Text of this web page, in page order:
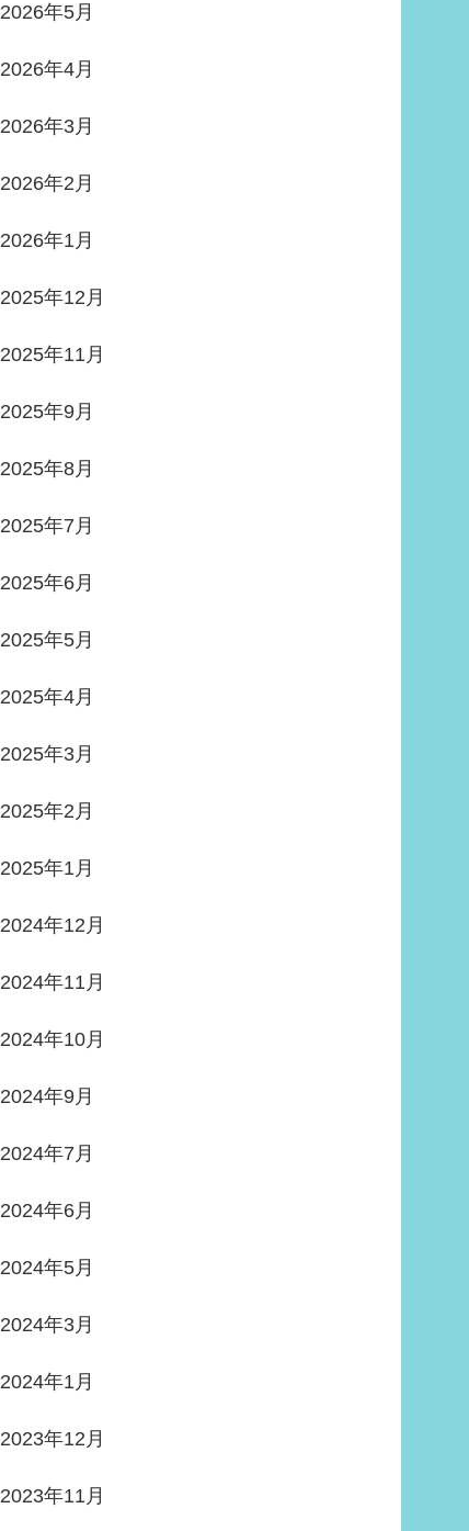
2026年5月
2026年4月
2026年3月
2026年2月
2026年1月
2025年12月
2025年11月
2025年9月
2025年8月
2025年7月
2025年6月
2025年5月
2025年4月
2025年3月
2025年2月
2025年1月
2024年12月
2024年11月
2024年10月
2024年9月
2024年7月
2024年6月
2024年5月
2024年3月
2024年1月
2023年12月
2023年11月